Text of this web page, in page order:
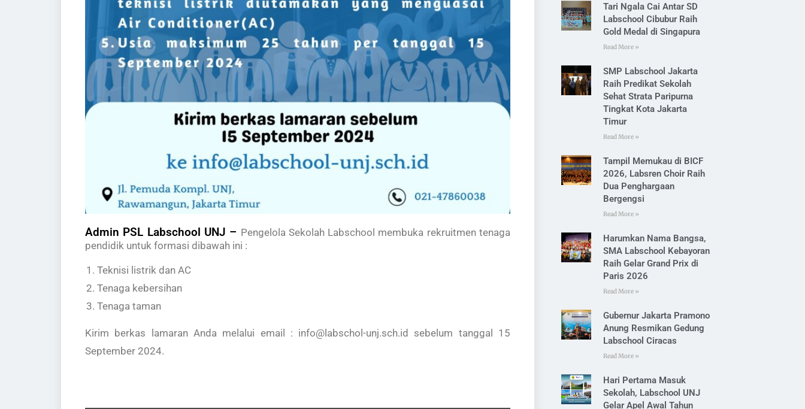
Admin PSL Labschool UNJ – Pengelola Sekolah Labschool membuka rekruitmen tenaga
pendidik untuk formasi dibawah ini :
Teknisi listrik dan AC
Tenaga kebersihan
Tenaga taman
Kirim berkas lamaran Anda melalui email : info@labschol-unj.sch.id sebelum tanggal 15
September 2024.
Tari Ngala Cai Antar SD
Labschool Cibubur Raih
Gold Medal di Singapura
Read More »
SMP Labschool Jakarta
Raih Predikat Sekolah
Sehat Strata Paripurna
Tingkat Kota Jakarta
Timur
Read More »
Tampil Memukau di BICF
2026, Labsren Choir Raih
Dua Penghargaan
Bergengsi
Read More »
Harumkan Nama Bangsa,
SMA Labschool Kebayoran
Raih Gelar Grand Prix di
Paris 2026
Read More »
Gubernur Jakarta Pramono
Anung Resmikan Gedung
Labschool Ciracas
Read More »
Hari Pertama Masuk
Sekolah, Labschool UNJ
Gelar Apel Awal Tahun